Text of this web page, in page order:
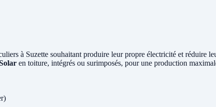
à Suzette souhaitant produire leur propre électricité et réduire
en toiture, intégrés ou surimposés, pour une production